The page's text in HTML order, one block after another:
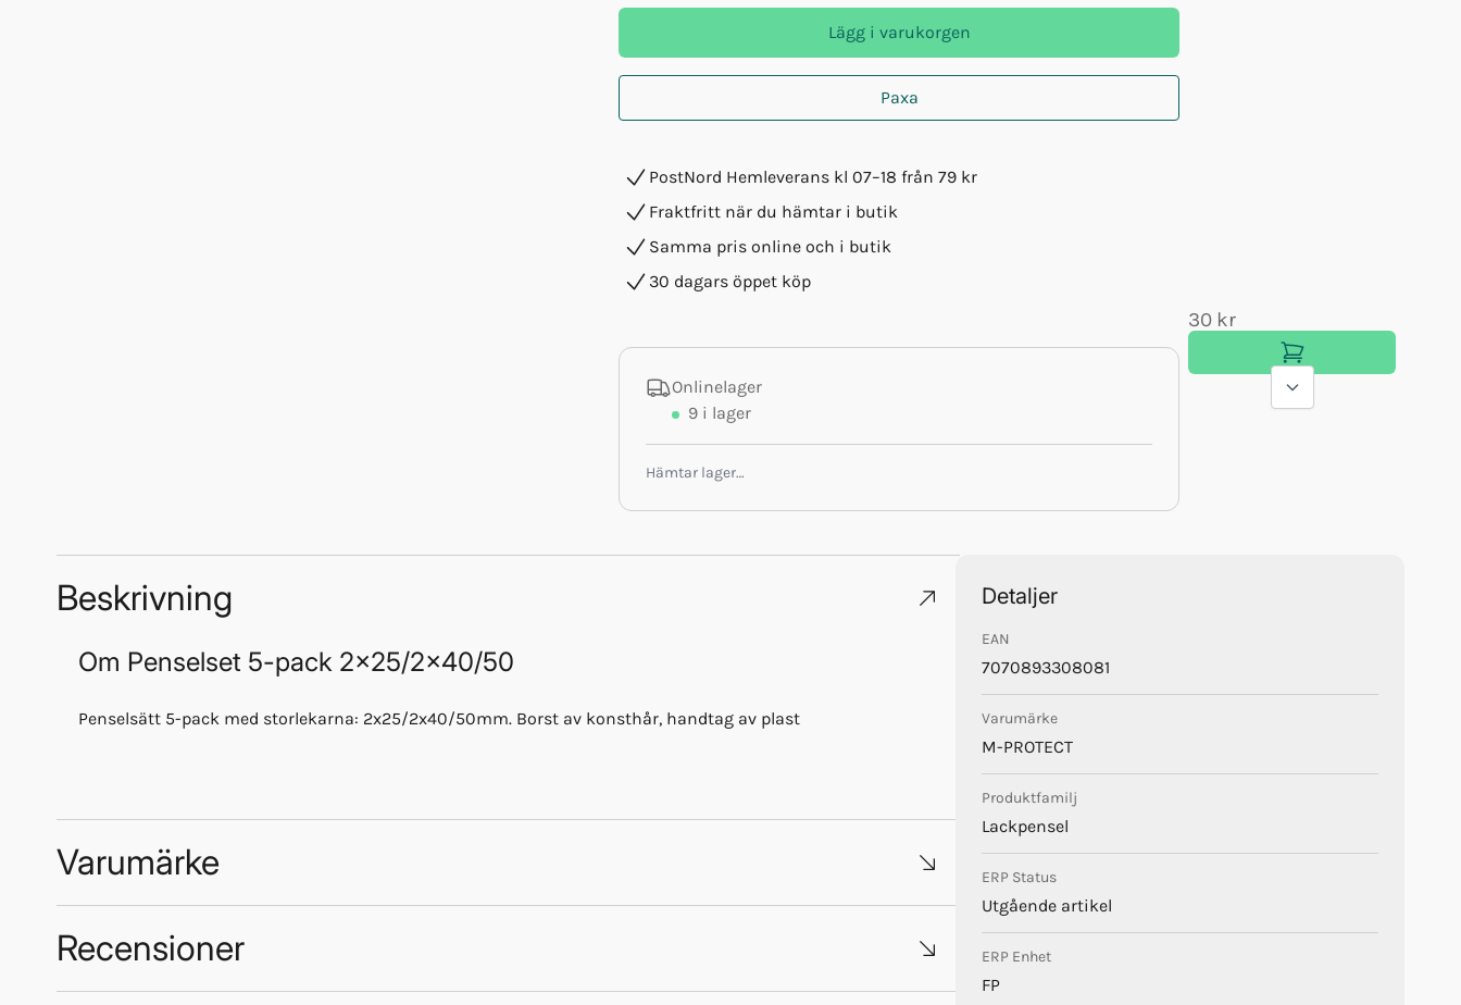
Lägg i varukorgen
Paxa
PostNord Hemleverans kl 07–18 från 79 kr
Fraktfritt när du hämtar i butik
Samma pris online och i butik
30 dagars öppet köp
Onlinelager
9 i lager
Hämtar lager…
30 kr
Beskrivning
Om Penselset 5-pack 2x25/2x40/50
Penselsätt 5-pack med storlekarna: 2x25/2x40/50mm. Borst av konsthår, handtag av plast
Varumärke
M-Protect
Recensioner
Detaljer
EAN
7070893308081
Varumärke
M-PROTECT
Produktfamilj
Lackpensel
ERP Status
Utgående artikel
ERP Enhet
FP